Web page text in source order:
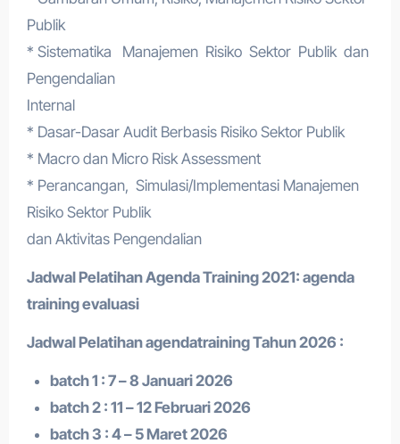
Publik
* Sistematika Manajemen Risiko Sektor Publik dan
Pengendalian
Internal
* Dasar-Dasar Audit Berbasis Risiko Sektor Publik
* Macro dan Micro Risk Assessment
* Perancangan, Simulasi/Implementasi Manajemen
Risiko Sektor Publik
dan Aktivitas Pengendalian
Jadwal PelatihanAgenda Training2021: agenda
training evaluasi
Jadwal Pelatihan agendatrainingTahun 2026 :
batch 1 : 7 – 8 Januari 2026
batch 2 : 11 – 12 Februari 2026
batch 3 : 4 – 5 Maret 2026